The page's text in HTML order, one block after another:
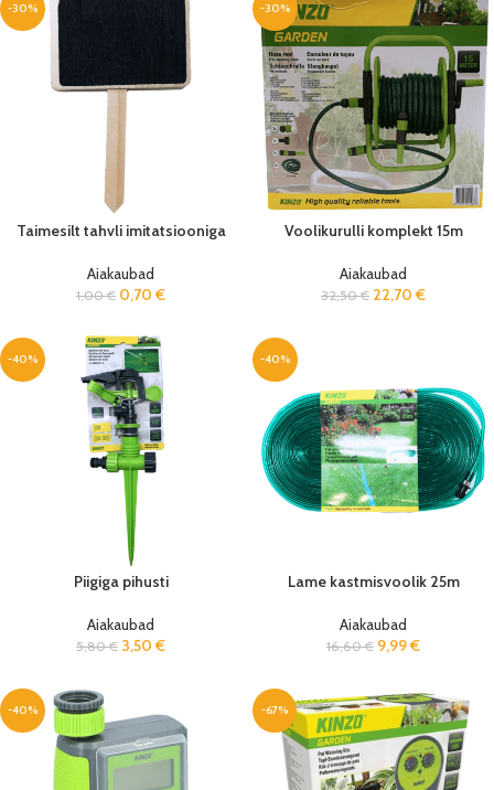
-30%
Taimesilt tahvli imitatsiooniga
Aiakaubad
1,00€ 0,70 €
-30%
Voolikurulli komplekt 15m
Aiakaubad
32,50€ 22,70 €
-40%
Piigiga pihusti
Aiakaubad
5,80€ 3,50 €
-40%
Lame kastmisvoolik 25m
Aiakaubad
16,60€ 9,99€
-40% -67%